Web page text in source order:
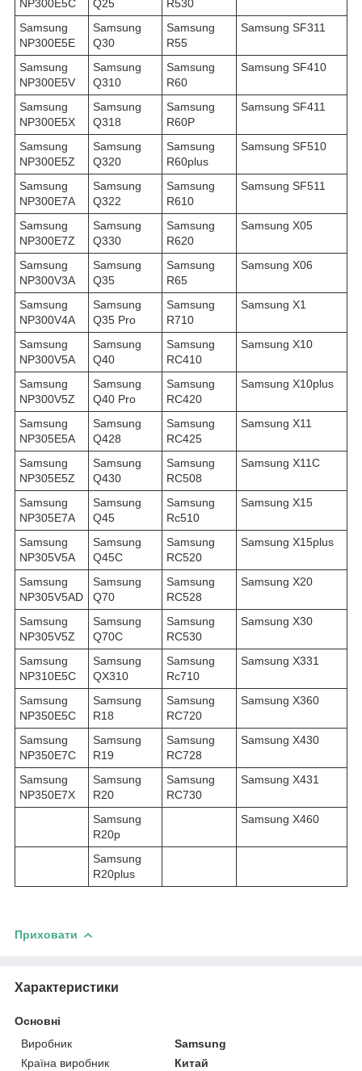
NP300E5C Q25
R530
Samsung
NP300E5E
Samsung
Q30
Samsung
R55
Samsung SF311
Samsung
NP300E5V
Samsung
Q310
Samsung
R60
Samsung SF410
Samsung
NP300E5X
Samsung
Q318
Samsung
R60P
Samsung SF411
Samsung
NP300E5Z
Samsung
Q320
Samsung
R60plus
Samsung SF510
Samsung
NP300E7A
Samsung
Q322
Samsung
R610
Samsung SF511
Samsung
NP300E7Z
Samsung
Q330
Samsung
R620
Samsung X05
Samsung
NP300V3A
Samsung
Q35
Samsung
R65
Samsung X06
Samsung
NP300V4A
Samsung
Q35 Pro
Samsung
R710
Samsung X1
Samsung
NP300V5A
Samsung
Q40
Samsung
RC410
Samsung X10
Samsung
NP300V5Z
Samsung
Q40 Pro
Samsung
RC420
Samsung X10plus
Samsung
NP305E5A
Samsung
Q428
Samsung
RC425
Samsung X11
Samsung
NP305E5Z
Samsung
Q430
Samsung
RC508
Samsung X11C
Samsung
NP305E7A
Samsung
Q45
Samsung
Rc510
Samsung X15
Samsung
NP305V5A
Samsung
Q45C
Samsung
RC520
Samsung X15plus
Samsung
NP305V5AD
Samsung
Q70
Samsung
RC528
Samsung X20
Samsung
NP305V5Z
Samsung
Q70C
Samsung
RC530
Samsung X30
Samsung
NP310E5C
Samsung
QX310
Samsung
Rc710
Samsung X331
Samsung
NP350E5C
Samsung
R18
Samsung
RC720
Samsung X360
Samsung
NP350E7C
Samsung
R19
Samsung
RC728
Samsung X430
Samsung
NP350E7X
Samsung
R20
Samsung
RC730
Samsung X431
Samsung
R20p
Samsung X460
Samsung
R20plus
Приховати
Характеристики
Основні
Виробник
Samsung
Країна виробник
Китай